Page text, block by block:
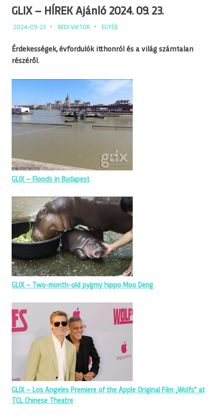
GLIX – HÍREK Ajánló 2024. 09. 23.
2024-09-23 BEDI VIKTOR EGYÉB
Érdekességek, évfordulók itthonról és a világ számtalan
részéről.
GLIX – Floods in Budapest
GLIX – Two-month-old pygmy hippo Moo Deng
GLIX – Los Angeles Premiere of the Apple Original Film „Wolfs” at
TCL Chinese Theatre